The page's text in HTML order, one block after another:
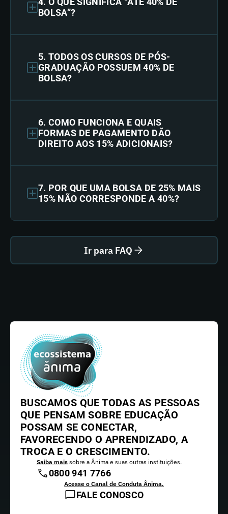
BOLSA”?
5. TODOS OS CURSOS DE PÓS-
GRADUAÇÃO POSSUEM 40% DE
BOLSA?
6. COMO FUNCIONA E QUAIS
FORMAS DE PAGAMENTO DÃO
DIREITO AOS 15% ADICIONAIS?
7. POR QUE UMA BOLSA DE 25% MAIS
15% NÃO CORRESPONDE A 40%?
Ir para FAQ
BUSCAMOS QUE TODAS AS PESSOAS
QUE PENSAM SOBRE EDUCAÇÃO
POSSAM SE CONECTAR,
FAVORECENDO O APRENDIZADO, A
TROCA E O CRESCIMENTO.
Saiba maissobre a Ânima e suas outras instituições.
0800 941 7766
Acesse o Canal de Conduta Ânima.
FALE CONOSCO